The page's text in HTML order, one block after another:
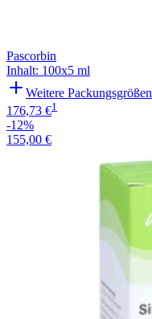
Pascorbin
Inhalt: 100x5 ml
Weitere Packungsgrößen
176,73 €1
-12%
155,00 €